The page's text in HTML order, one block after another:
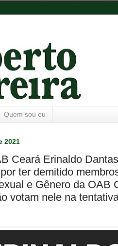
Quem sou eu
2021
Ceará Erinaldo
ter demitido
e Gênero da OAB
votam nele na